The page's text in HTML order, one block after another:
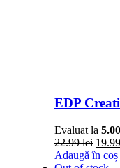
EDP
Evaluat la 5.00
22.99lei Prețul
inițial
19.99
Adaugă în coș